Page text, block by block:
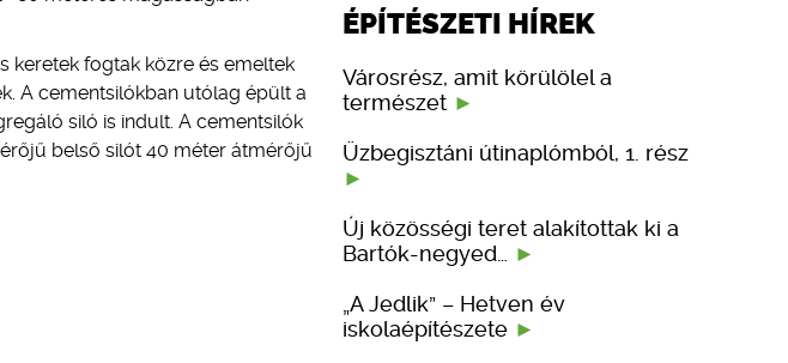
keretek fogtak közre és emeltek
A cementsilókban utólag épült a
siló is indult. A cementsilók
belső silót 40 méter átmérőjű
ÉPÍTÉSZETI HÍREK
Városrész, amit körülölel a
természet
Üzbegisztáni útinaplómból, 1. rész
Új közösségi teret alakítottak ki a
Bartók-negyed…
„A Jedlik” – Hetven év
iskolaépítészete